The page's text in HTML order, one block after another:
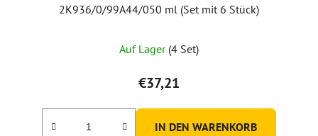
2K936/0/99A44/050 ml (Set mit 6 Stück)
Auf Lager (4 Set)
€37,21
IN DEN WARENKORB